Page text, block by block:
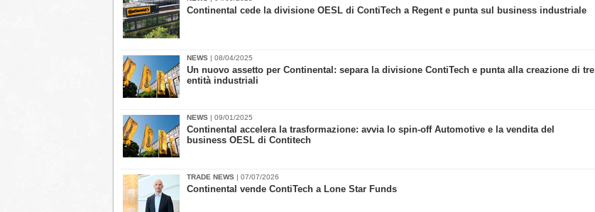
Continental cede la divisione OESL di ContiTech a Regent e punta sul business industriale
NEWS | 08/04/2025
Un nuovo assetto per Continental: separa la divisione ContiTech e punta alla creazione di tre
entità industriali
NEWS | 09/01/2025
Continental accelera la trasformazione: avvia lo spin-off Automotive e la vendita del
business OESL di Contitech
TRADE NEWS | 07/07/2026
​Continental vende ContiTech a Lone Star Funds